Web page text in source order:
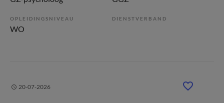
OPLEIDINGSNIVEAU
WO
DIENSTVERBAND
20-07-2026